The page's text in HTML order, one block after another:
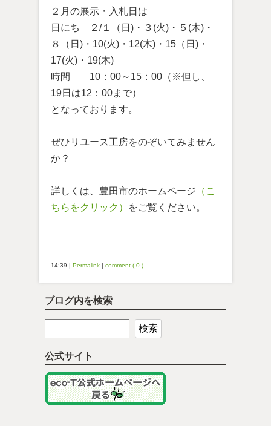
２月の展示・入札日は
日にち ２/１（日)・３(火)・５(木)・
８（日)・10(火)・12(木)・15（日)・
17(火)・19(木)
時間 10：00～15：00（※但し、
19日は12：00まで）
となっております。
ぜひリユース工房をのぞいてみません
か？
詳しくは、豊田市のホームページ （こ
ちらをクリック）
をご覧ください。
14:39 | Permalink | comment ( 0 )
ブログ内を検索
公式サイト